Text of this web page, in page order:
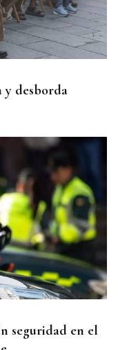
y desborda
seguridad en el